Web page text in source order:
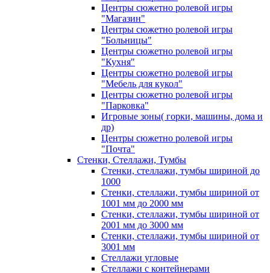
Центры сюжетно ролевой игры
"Магазин"
Центры сюжетно ролевой игры
"Больницы"
Центры сюжетно ролевой игры
"Кухня"
Центры сюжетно ролевой игры
"Мебель для кукол"
Центры сюжетно ролевой игры
"Парковка"
Игровые зоны( горки, машины, дома и
др)
Центры сюжетно ролевой игры
"Почта"
Стенки, Стеллажи, Тумбы
Стенки, стеллажи, тумбы шириной до
1000
Стенки, стеллажи, тумбы шириной от
1001 мм до 2000 мм
Стенки, стеллажи, тумбы шириной от
2001 мм до 3000 мм
Стенки, стеллажи, тумбы шириной от
3001 мм
Стеллажи угловые
Стеллажи с контейнерами